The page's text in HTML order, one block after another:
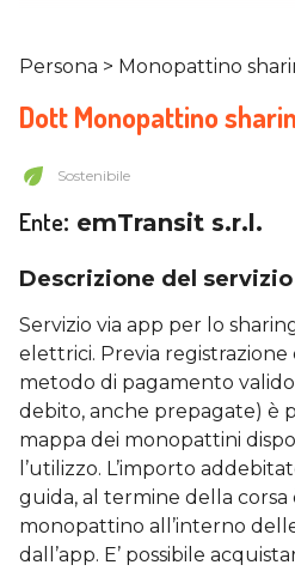
Persona > Monopattino
Dott Monopattino
Sostenibile
Ente: emTransit s.r.l.
Descrizione del servizio
Servizio via app per lo
elettrici. Previa
metodo di pagamento
debito, anche prepagate) è
mappa dei monopattini
l’utilizzo. L’importo
guida, al termine della corsa
monopattino all’interno
dall’app. E’ possibile